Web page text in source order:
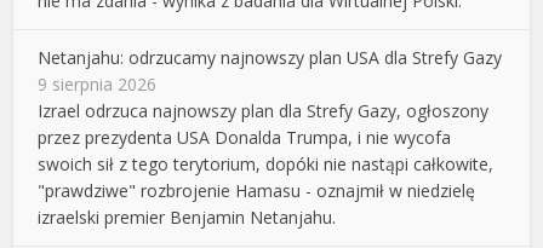
Netanjahu: odrzucamy najnowszy plan USA dla Strefy Gazy
9 sierpnia 2026
Izrael odrzuca najnowszy plan dla Strefy Gazy, ogłoszony
przez prezydenta USA Donalda Trumpa, i nie wycofa
swoich sił z tego terytorium, dopóki nie nastąpi całkowite,
"prawdziwe" rozbrojenie Hamasu - oznajmił w niedzielę
izraelski premier Benjamin Netanjahu.